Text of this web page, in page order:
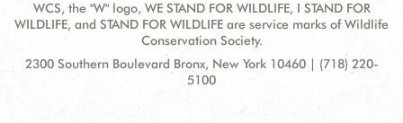
WCS, the "W" logo, WE STAND FOR WILDLIFE, I STAND FOR
WILDLIFE, and STAND FOR WILDLIFE are service marks of Wildlife
Conservation Society.
Contact
Information
Address:
2300 Southern Boulevard Bronx, New York 10460 | (718) 220-
5100